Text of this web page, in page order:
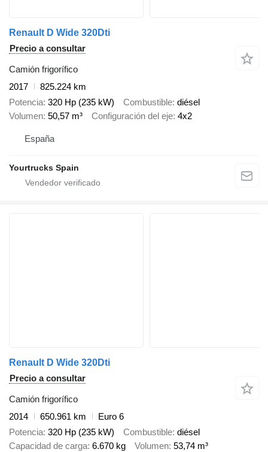
Renault D Wide 320Dti
Precio a consultar
Camión frigorífico
2017
825.224 km
Potencia 320 Hp (235 kW) Combustible diésel
Volumen 50,57 m³ Configuración del eje 4x2
España
Yourtrucks Spain
Renault D Wide 320Dti
Precio a consultar
Camión frigorífico
2014
650.961 km
Euro 6
Potencia 320 Hp (235 kW) Combustible diésel
Capacidad de carga 6.670 kg Volumen 53,74 m³